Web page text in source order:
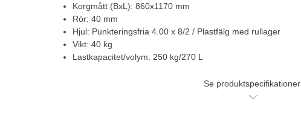
Korgmått (BxL): 860x1170 mm
Rör: 40 mm
Hjul: Punkteringsfria 4.00 x 8/2 / Plastfälg med rullager
Vikt: 40 kg
Lastkapacitet/volym: 250 kg/270 L
Se produktspecifikationer